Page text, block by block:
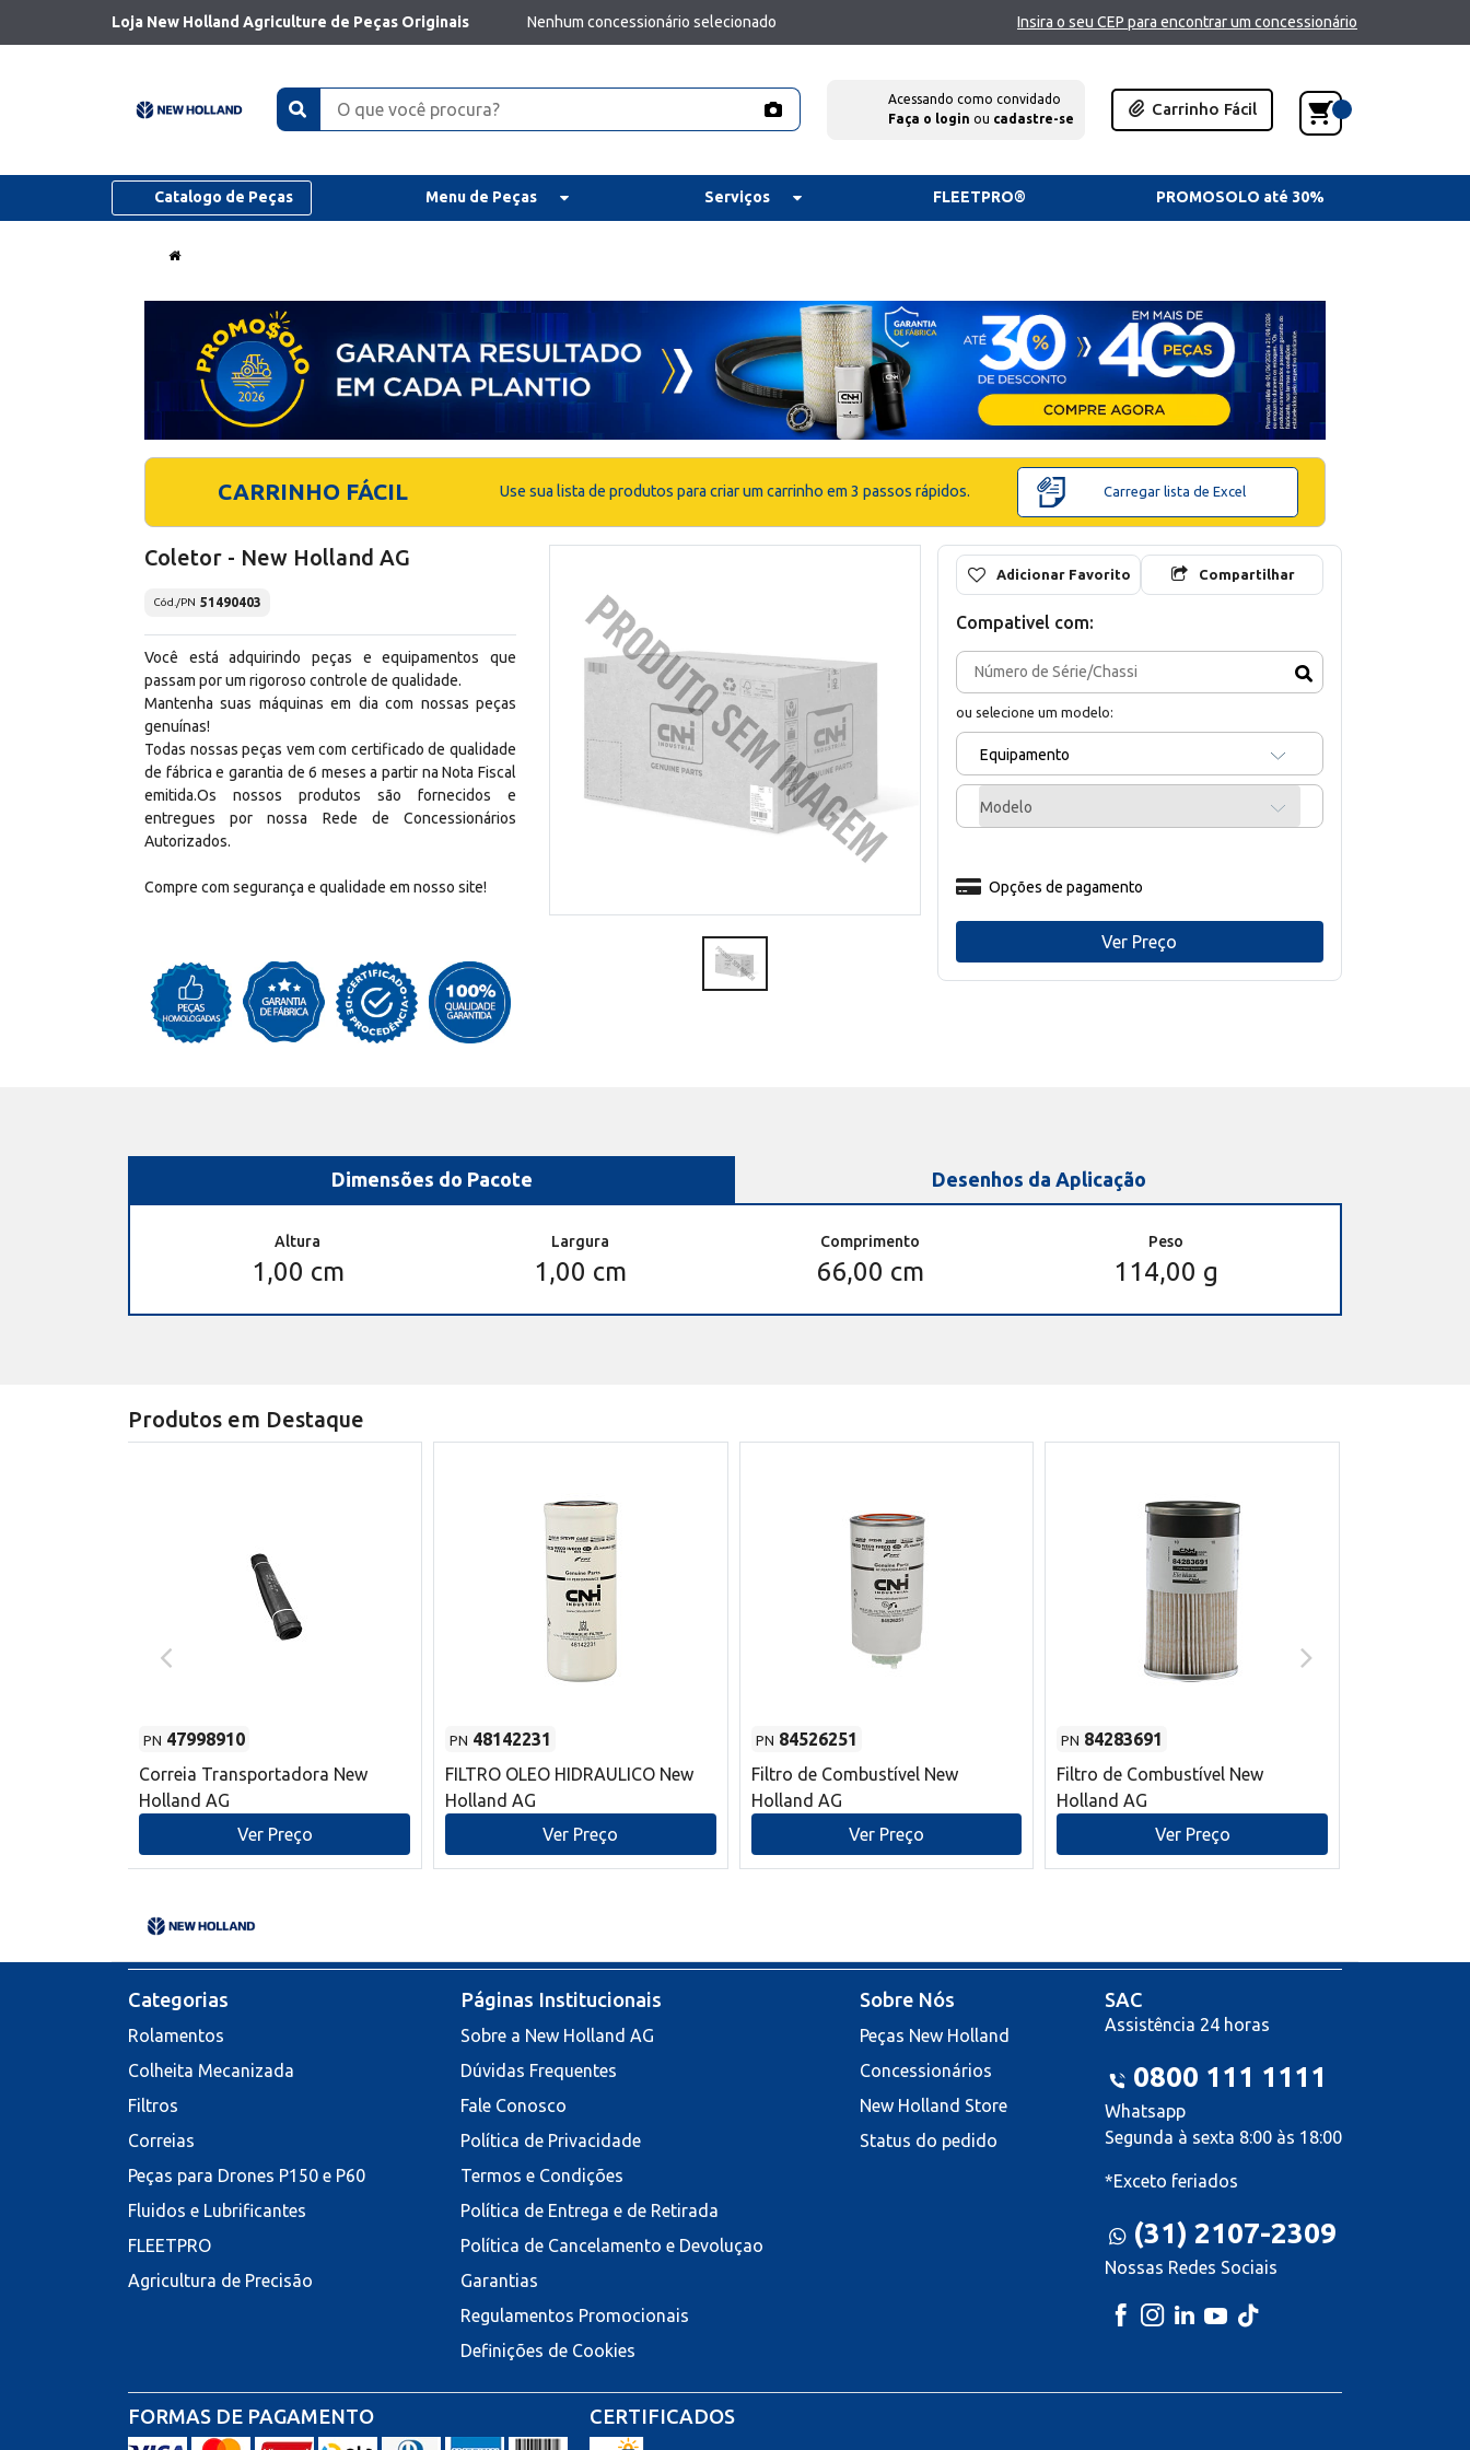
Loja New Holland Agriculture de Peças Originais Nenhum concessionário selecionado Insira o seu CEP para encontrar um concessionário
Acessando como convidado
Faça o login ou cadastre-se
Carrinho Fácil
Catalogo de Peças Menu de Peças Serviços FLEETPRO® PROMOSOLO até 30%
CARRINHO FÁCIL Use sua lista de produtos para criar um carrinho em 3 passos rápidos. Carregar lista de Excel
Coletor - New Holland AG
Cód./PN 51490403
Você está adquirindo peças e equipamentos que
passam por um rigoroso controle de qualidade.
Mantenha suas máquinas em dia com nossas peças
genuínas!
Todas nossas peças vem com certificado de qualidade
de fábrica e garantia de 6 meses a partir na Nota Fiscal
emitida.Os nossos produtos são fornecidos e
entregues por nossa Rede de Concessionários
Autorizados.
Compre com segurança e qualidade em nosso site!
Adicionar Favorito Compartilhar
Compativel com:
ou selecione um modelo:
Equipamento
Modelo
Opções de pagamento
Ver Preço
Dimensões do Pacote Desenhos da Aplicação
Altura
1,00 cm
Largura
1,00 cm
Comprimento
66,00 cm
Peso
114,00 g
Produtos em Destaque
PN 47998910
Correia Transportadora New
Holland AG
Ver Preço
PN 48142231
FILTRO OLEO HIDRAULICO New
Holland AG
Ver Preço
PN 84526251
Filtro de Combustível New
Holland AG
Ver Preço
PN 84283691
Filtro de Combustível New
Holland AG
Ver Preço
Categorias
Rolamentos
Colheita Mecanizada
Filtros
Correias
Peças para Drones P150 e P60
Fluidos e Lubrificantes
FLEETPRO
Agricultura de Precisão
Páginas Institucionais
Sobre a New Holland AG
Dúvidas Frequentes
Fale Conosco
Política de Privacidade
Termos e Condições
Política de Entrega e de Retirada
Política de Cancelamento e Devoluçao
Garantias
Regulamentos Promocionais
Definições de Cookies
Sobre Nós
Peças New Holland
Concessionários
New Holland Store
Status do pedido
SAC
Assistência 24 horas
0800 111 1111
Whatsapp
Segunda à sexta 8:00 às 18:00
*Exceto feriados
(31) 2107-2309
Nossas Redes Sociais
FORMAS DE PAGAMENTO CERTIFICADOS